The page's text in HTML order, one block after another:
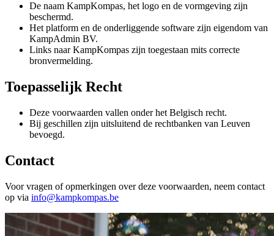
De naam KampKompas, het logo en de vormgeving zijn
beschermd.
Het platform en de onderliggende software zijn eigendom van
KampAdmin BV.
Links naar KampKompas zijn toegestaan mits correcte
bronvermelding.
Toepasselijk Recht
Deze voorwaarden vallen onder het Belgisch recht.
Bij geschillen zijn uitsluitend de rechtbanken van Leuven
bevoegd.
Contact
Voor vragen of opmerkingen over deze voorwaarden, neem contact
op via info@kampkompas.be